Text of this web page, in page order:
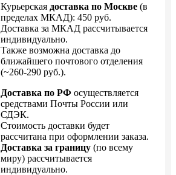
Курьерская доставка по Москве (в
пределах МКАД): 450 руб.
Доставка за МКАД рассчитывается
индивидуально.
Также возможна доставка до
ближайшего почтового отделения
(~260-290 руб.).
Доставка по РФ осуществляется
средствами Почты России или
СДЭК.
Стоимость доставки будет
рассчитана при оформлении заказа.
Доставка за границу (по всему
миру) рассчитывается
индивидуально.